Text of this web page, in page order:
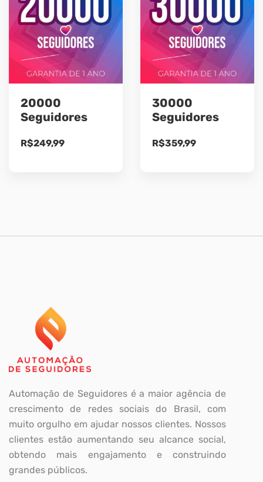
20000
Seguidores
R$249,99
30000
Seguidores
R$359,99
Automação de Seguidores é a maior agência de
crescimento de redes sociais do Brasil, com
muito orgulho em ajudar nossos clientes. Nossos
clientes estão aumentando seu alcance social,
obtendo mais engajamento e construindo
grandes públicos.